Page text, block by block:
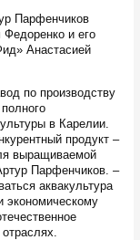
Парфенчиков
и его
Анастасией
по производству
в Карелии.
продукт –
выращиваемой
Парфенчиков. –
аквакультура
экономическому